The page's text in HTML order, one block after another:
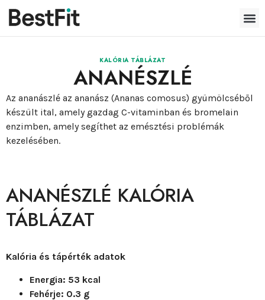
KALÓRIA TÁBLÁZAT
ANANÉSZLÉ
Az ananászlé az ananász (Ananas comosus) gyümölcséből
készült ital, amely gazdag C-vitaminban és bromelain
enzimben, amely segíthet az emésztési problémák
kezelésében.
ANANÉSZLÉ KALÓRIA
TÁBLÁZAT
Kalória és tápérték adatok
Energia: 53 kcal
Fehérje: 0.3 g